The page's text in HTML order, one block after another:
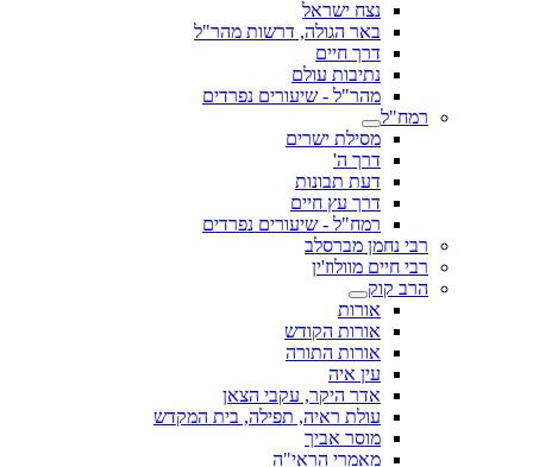
נצח ישראל
באר הגולה, דרשות מהר"ל
דרך חיים
נתיבות עולם
מהר"ל - שיעורים נפרדים
רמח"ל
מסילת ישרים
דרך ה'
דעת תבונות
דרך עץ חיים
רמח"ל - שיעורים נפרדים
רבי נחמן מברסלב
רבי חיים מוולוז'ין
הרב קוק
אורות
אורות הקודש
אורות התורה
עין איה
אדר היקר, עקבי הצאן
עולת ראיה, תפילה, בית המקדש
מוסר אביך
מאמרי הראי"ה